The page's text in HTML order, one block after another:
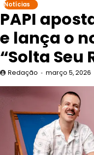
Notícias
PAPI
e lança o
“Solta Seu
Redação março 5, 2026